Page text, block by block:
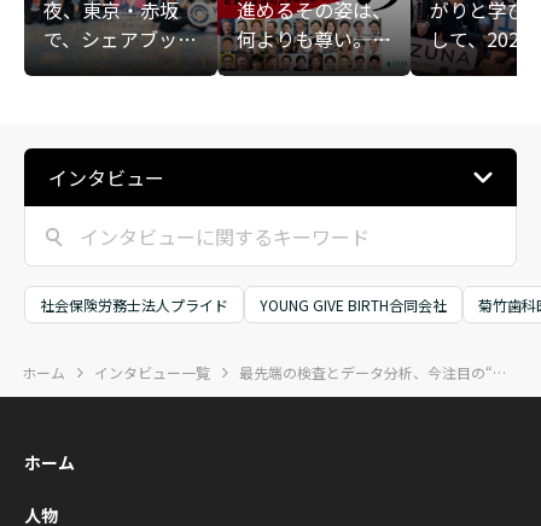
夜、東京・赤坂
で、シェアブック
『挑戦者の履歴
催されました。会
場には共著者や関
係者など100人超
が集結。一人ひと
りの事業や社会へ
の想いが重なる、
熱い時間となりま
進めるその姿は、
何よりも尊い――。ビ
ジネスの表舞台に
く、経営者が人知
ながらも前を向き
続けてきた「泥臭
い歩み」そのもの
に光を当てた書籍
『挑戦者の履歴
に出版となりまし
ト
がりと学び
して、2025
6日（月）
ルド倶楽部
よる「
ECUTIVE講
した。
ECUTIVEは
営者同士が
いに成長し
インタビュー
社会保険労務士法人プライド YOUNG GIVE BIRTH合同会社 菊竹歯科
ホーム インタビュー一覧 最先端の検査とデータ分析、今注目の“バイオハック”で、東京を予防医療の中心地へ
ホーム
人物